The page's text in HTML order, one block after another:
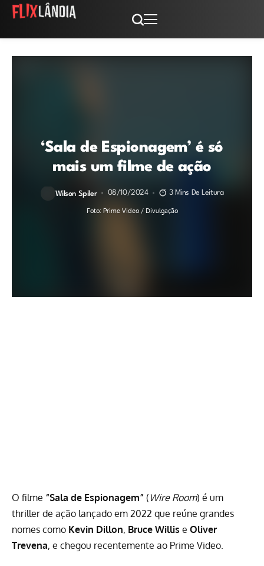
‘Sala de Espionagem’ é só
mais um filme de ação
Wilson Spiler 08/10/2024 3 Mins De Leitura
Foto: Prime Video / Divulgação
O filme “Sala de Espionagem” ( Wire Room) é um
thriller de ação lançado em 2022 que reúne grandes
nomes como Kevin Dillon, Bruce Willis e Oliver
Trevena, e chegou recentemente ao Prime Video.